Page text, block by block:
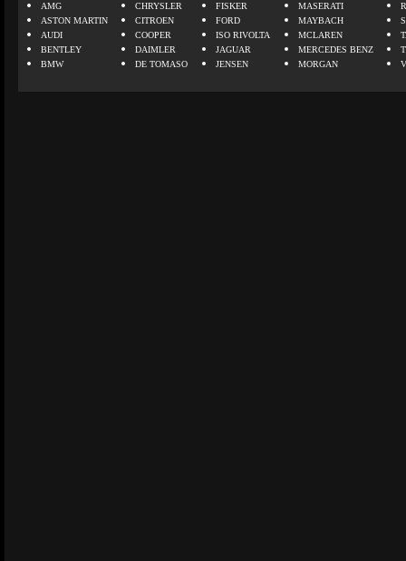
AMG
ASTON MARTIN
AUDI
BENTLEY
BMW
CHRYSLER
CITROEN
COOPER
DAIMLER
DE TOMASO
FISKER
FORD
ISO RIVOLTA
JAGUAR
JENSEN
MASERATI
MAYBACH
MCLAREN
MERCEDES BENZ
MORGAN